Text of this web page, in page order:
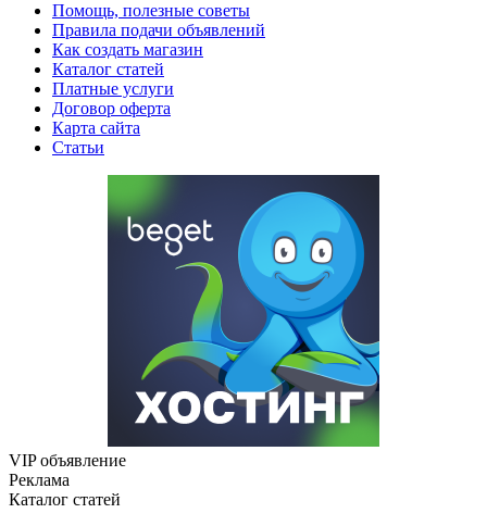
Помощь, полезные советы
Правила подачи объявлений
Как создать магазин
Каталог статей
Платные услуги
Договор оферта
Карта сайта
Статьи
VIP объявление
Реклама
Каталог статей